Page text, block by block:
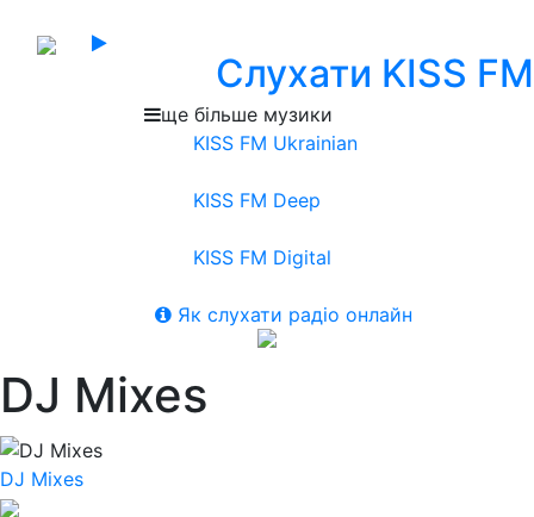
Слухати KISS FM
ще більше музики
KISS FM Ukrainian
KISS FM Deep
KISS FM Digital
Як слухати радіо онлайн
DJ Mixes
DJ Mixes